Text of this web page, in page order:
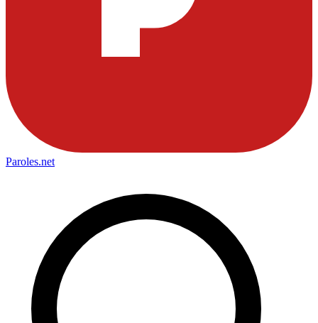
Paroles.net